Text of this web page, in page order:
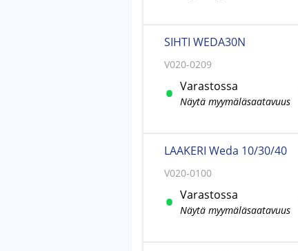
SIHTI WEDA30N
V020-0209
Varastossa
Näytä myymäläsaatavuus
LAAKERI Weda 10/30/40
V020-0100
Varastossa
Näytä myymäläsaatavuus